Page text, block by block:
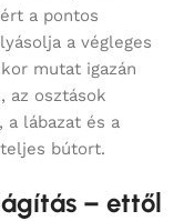
a pontos
a végleges
mutat igazán
az osztások
a lábazat és a
bútort.
– ettől